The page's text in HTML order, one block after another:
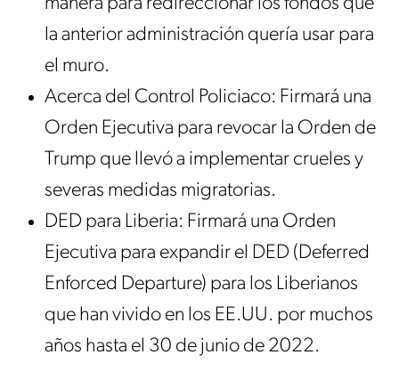
la anterior administración quería usar para
el muro.
Acerca del Control Policiaco: Firmará una
Orden Ejecutiva para revocar la Orden de
Trump que llevó a implementar crueles y
severas medidas migratorias.
DED para Liberia: Firmará una Orden
Ejecutiva para expandir el DED (Deferred
Enforced Departure) para los Liberianos
que han vivido en los EE.UU. por muchos
años hasta el 30 de junio de 2022.